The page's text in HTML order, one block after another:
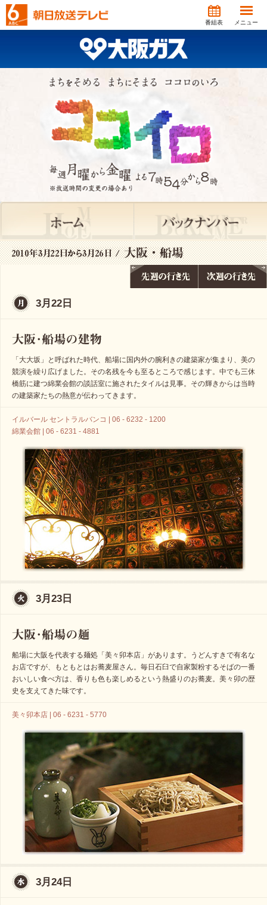
番組表 メニュー
3月22日
「大大坂」と呼ばれた時代、船場に国内外の腕利きの建築家が集まり、美の
競演を繰り広げました。その名残を今も至るところで感じます。中でも三休
橋筋に建つ綿業会館の談話室に施されたタイルは見事。その輝きからは当時
の建築家たちの熱意が伝わってきます。
イルバール セントラルバンコ | 06 - 6232 - 1200
綿業会館 | 06 - 6231 - 4881
3月23日
船場に大阪を代表する麺処「美々卯本店」があります。うどんすきで有名な
お店ですが、もともとはお蕎麦屋さん。毎日石臼で自家製粉するそばの一番
おいしい食べ方は、香りも色も楽しめるという熱盛りのお蕎麦。美々卯の歴
史を支えてきた味です。
美々卯本店 | 06 - 6231 - 5770
3月24日